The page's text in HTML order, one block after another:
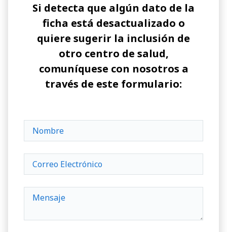
Si detecta que algún dato de la
ficha está desactualizado o
quiere sugerir la inclusión de
otro centro de salud,
comuníquese con nosotros a
través de este formulario: